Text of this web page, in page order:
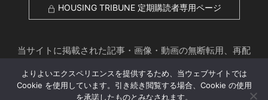
HOUSING TRIBUNE 定期購読者専用ページ
当サイトに掲載された記事・画像・動画の無断転用、再配
© 2026 Housing Tribune Online. All Rights Reserved.
よりよいエクスペリエンスを提供するため、当ウェブサイトでは
Cookie を使用しています。引き続き閲覧する場合、Cookie の使用
を承諾したものとみなされます。